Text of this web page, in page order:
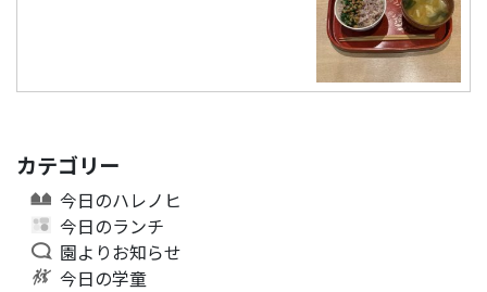
カテゴリー
今日のハレノヒ
今日のランチ
園よりお知らせ
今日の学童